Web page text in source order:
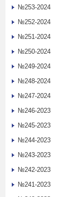
№253-2024
№252-2024
№251-2024
№250-2024
№249-2024
№248-2024
№247-2024
№246-2023
№245-2023
№244-2023
№243-2023
№242-2023
№241-2023